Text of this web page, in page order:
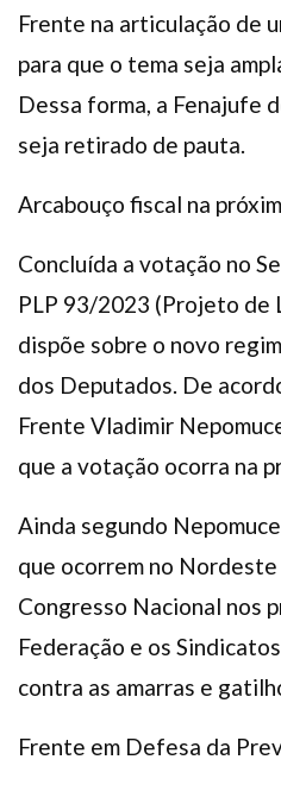
Frente na articulação de
para que o tema seja
Dessa forma, a Fenajufe
seja retirado de pauta.
Arcabouço fiscal na
Concluída a votação no
PLP 93/2023 (Projeto de
dispõe sobre o novo
dos Deputados. De
Frente Vladimir
que a votação ocorra na
Ainda segundo
que ocorrem no
Congresso Nacional nos
Federação e os
contra as amarras e
Frente em Defesa da